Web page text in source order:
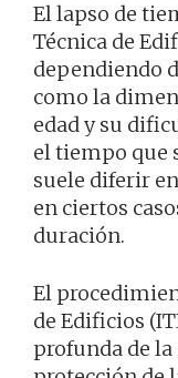
El lapso de
Técnica de
dependiendo
como la
edad y su
el tiempo que
suele diferir
en ciertos
duración.
El
de Edificios
profunda de